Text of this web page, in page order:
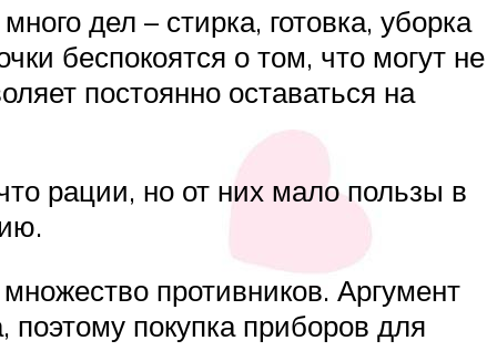
дел – стирка, готовка, уборка
беспокоятся о том, что могут не
постоянно оставаться на
рации, но от них мало пользы в
противников. Аргумент
покупка приборов для